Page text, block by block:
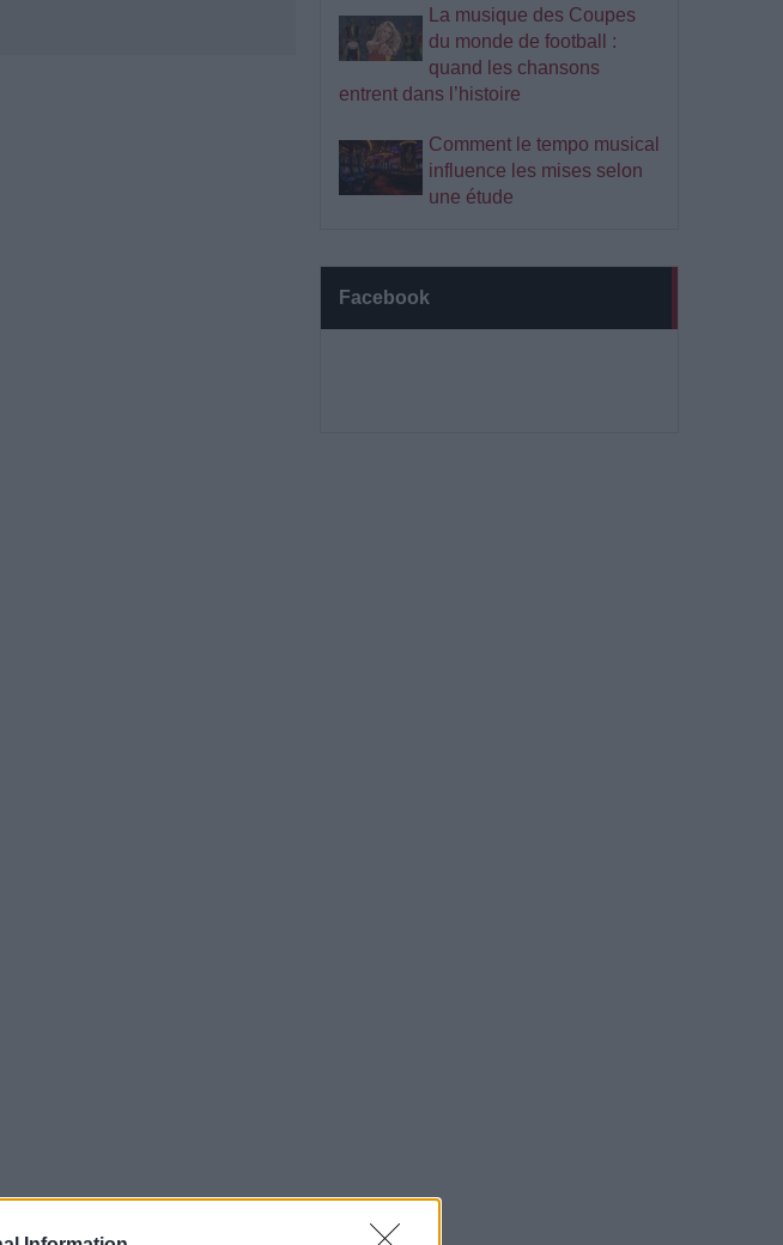
La musique des Coupes
du monde de football :
quand les chansons
entrent dans l’histoire
Comment le tempo musical
influence les mises selon
une étude
Facebook